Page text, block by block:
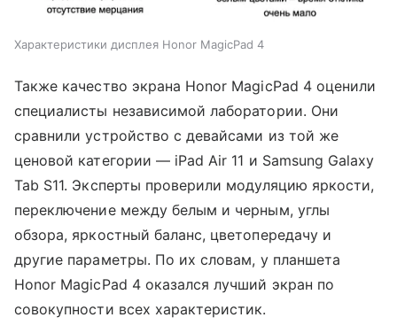
Характеристики дисплея Honor MagicPad 4
Также качество экрана Honor MagicPad 4 оценили
специалисты независимой лаборатории. Они
сравнили устройство с девайсами из той же
ценовой категории — iPad Air 11 и Samsung Galaxy
Tab S11. Эксперты проверили модуляцию яркости,
переключение между белым и черным, углы
обзора, яркостный баланс, цветопередачу и
другие параметры. По их словам, у планшета
Honor MagicPad 4 оказался лучший экран по
совокупности всех характеристик.